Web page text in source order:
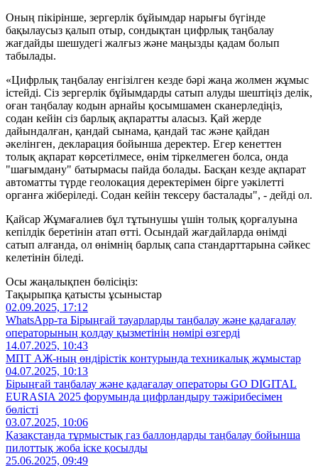
Оның пікірінше, зергерлік бұйымдар нарығы бүгінде
бақылаусыз қалып отыр, сондықтан цифрлық таңбалау
жағдайды шешудегі жалғыз және маңызды қадам болып
табылады.
«Цифрлық таңбалау енгізілген кезде бәрі жаңа жолмен жұмыс
істейді. Сіз зергерлік бұйымдарды сатып алуды шештіңіз делік,
оған таңбалау кодын арнайы қосымшамен сканерледіңіз,
содан кейін сіз барлық ақпаратты аласыз. Қай жерде
дайындалған, қандай сынама, қандай тас және қайдан
әкелінген, декларация бойынша деректер. Егер кенеттен
толық ақпарат көрсетілмесе, өнім тіркелмеген болса, онда
"шағымдану" батырмасы пайда болады. Басқан кезде ақпарат
автоматты түрде геолокация деректерімен бірге уәкілетті
органға жіберіледі. Содан кейін тексеру басталады", - дейді ол.
Қайсар Жұмағалиев бұл тұтынушы үшін толық қорғалуына
кепілдік беретінін атап өтті. Осындай жағдайларда өнімді
сатып алғанда, ол өнімнің барлық сапа стандарттарына сәйкес
келетінін біледі.
Осы жаңалықпен бөлісіңіз:
Тақырыпқа қатысты ұсыныстар
02.09.2025, 17:12
WhatsApp-та Бірыңғай тауарларды таңбалау және қадағалау
операторының қолдау қызметінің нөмірі өзгерді
14.07.2025, 10:43
МПТ АЖ-ның өндірістік контурында техникалық жұмыстар
04.07.2025, 10:13
Бірыңғай таңбалау және қадағалау операторы GO DIGITAL
EURASIA 2025 форумында цифрландыру тәжірибесімен
бөлісті
03.07.2025, 10:06
Қазақстанда тұрмыстық газ баллондарды таңбалау бойынша
пилоттық жоба іске қосылды
25.06.2025, 09:49